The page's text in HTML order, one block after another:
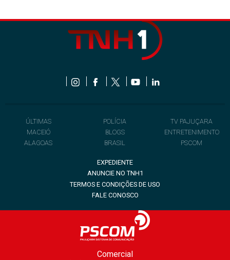
ÚLTIMAS
MACEIÓ
ALAGOAS
POLÍCIA
BLOGS
BRASIL
TV PAJUÇARA
ENTRETENIMENTO
PSCOM
EXPEDIENTE
ANUNCIE NO TNH1
TERMOS E CONDIÇÕES DE USO
FALE CONOSCO
Comercial